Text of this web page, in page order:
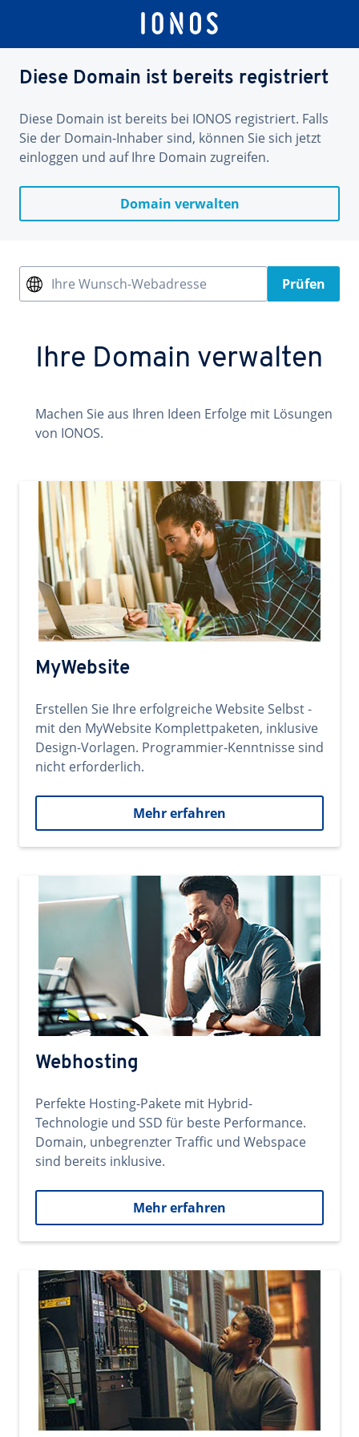
Diese Domain ist bereits registriert
Diese Domain ist bereits bei IONOS registriert. Falls
Sie der Domain-Inhaber sind, können Sie sich jetzt
einloggen und auf Ihre Domain zugreifen.
Domain verwalten
Ihre Wunsch-Webadresse Prüfen
Ihre Domain verwalten
Machen Sie aus Ihren Ideen Erfolge mit Lösungen
von IONOS.
MyWebsite
Erstellen Sie Ihre erfolgreiche Website Selbst -
mit den MyWebsite Komplettpaketen, inklusive
Design-Vorlagen. Programmier-Kenntnisse sind
nicht erforderlich.
Mehr erfahren
Webhosting
Perfekte Hosting-Pakete mit Hybrid-
Technologie und SSD für beste Performance.
Domain, unbegrenzter Traffic und Webspace
sind bereits inklusive.
Mehr erfahren